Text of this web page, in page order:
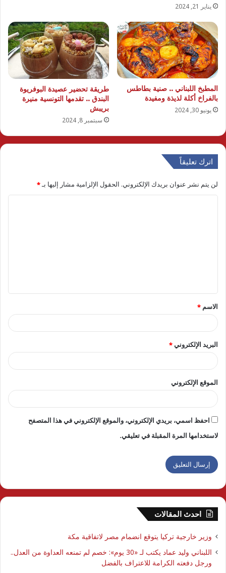
يناير 21, 2024
المطبخ اللبناني .. صنية بطاطس
بالفراخ أكلة لذيذة ومفيدة
يونيو 30, 2024
طريقة تحضير عصيدة البوفريوة
البندق .. تقدمها التونسية منيرة
بريبش
سبتمبر 8, 2024
اترك تعليقاً
لن يتم نشر عنوان بريدك الإلكتروني. الحقول الإلزامية مشار إليها بـ*
ق
*
الاسم *
البريد الإلكتروني*
الموقع الإلكتروني
احفظ اسمي، بريدي الإلكتروني، والموقع الإلكتروني في هذا المتصفح
لاستخدامها المرة المقبلة في تعليقي.
احدث المقالات
وزير خارجية تركيا يتوقع انضمام مصر لاتفاقية مكة
اللبناني وليد عماد يكتب لـ «30 يوم»: خصم لم تمنعه العداوة من العدل..
ورجل دفعته الكرامة للاعتراف بالفضل